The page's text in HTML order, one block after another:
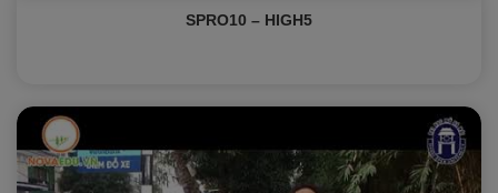
SPRO10 – HIGH5